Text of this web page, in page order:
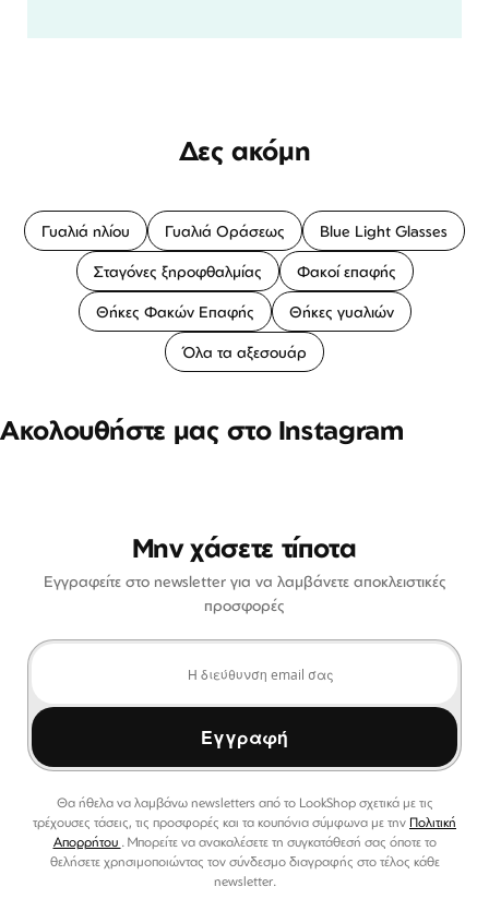
Δες ακόμη
Γυαλιά ηλίου Γυαλιά Οράσεως Blue Light Glasses
Σταγόνες ξηροφθαλμίας Φακοί επαφής
Θήκες Φακών Επαφής Θήκες γυαλιών
Όλα τα αξεσουάρ
Ακολουθήστε μας στο Instagram
Μην χάσετε τίποτα
Εγγραφείτε στο newsletter για να λαμβάνετε αποκλειστικές
προσφορές
Εγγραφή
Θα ήθελα να λαμβάνω newsletters από το LookShop σχετικά με τις
τρέχουσες τάσεις, τις προσφορές και τα κουπόνια σύμφωνα με την Πολιτική
Απορρήτου . Μπορείτε να ανακαλέσετε τη συγκατάθεσή σας όποτε το
θελήσετε χρησιμοποιώντας τον σύνδεσμο διαγραφής στο τέλος κάθε
newsletter.